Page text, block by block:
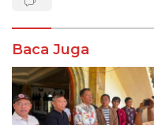
Baca Juga